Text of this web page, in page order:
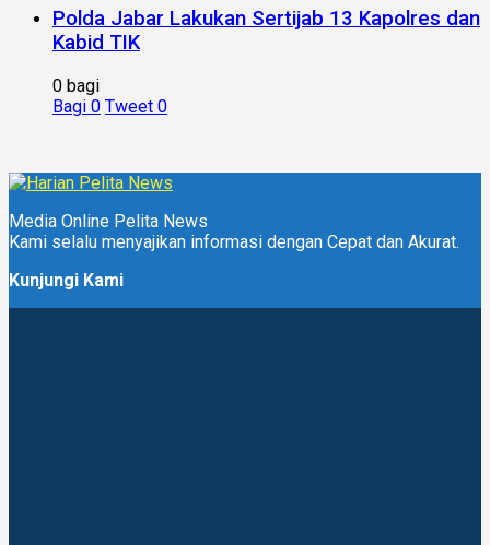
Polda Jabar Lakukan Sertijab 13 Kapolres dan
Kabid TIK
0 bagi
Bagi 0 Tweet 0
Media Online Pelita News
Kami selalu menyajikan informasi dengan Cepat dan Akurat.
Kunjungi Kami